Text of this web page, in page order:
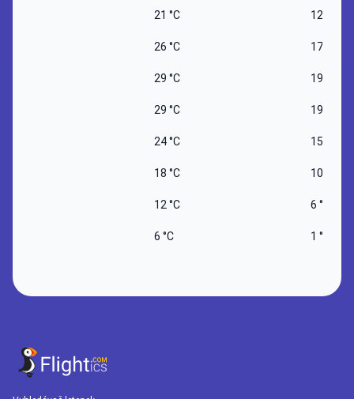
21 °C 12 °C
26 °C 17 °C
29 °C 19 °C
29 °C 19 °C
24 °C 15 °C
18 °C 10 °C
12 °C 6 °C
6 °C 1 °C